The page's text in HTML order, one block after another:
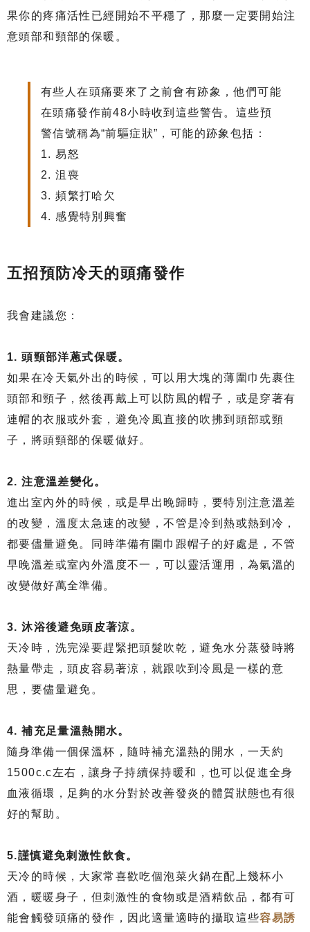
果你的疼痛活性已經開始不平穩了，那麼一定要開始注
意頭部和頸部的保暖。
有些人在頭痛要來了之前會有跡象，他們可能
在頭痛發作前48小時收到這些警告。這些預
警信號稱為“前驅症狀”，可能的跡象包括：
1. 易怒
2. 沮喪
3. 頻繁打哈欠
4. 感覺特別興奮
五招預防冷天的頭痛發作
我會建議您：
1. 頭頸部洋蔥式保暖。
如果在冷天氣外出的時候，可以用大塊的薄圍巾先裹住
頭部和頸子，然後再戴上可以防風的帽子，或是穿著有
連帽的衣服或外套，避免冷風直接的吹拂到頭部或頸
子，將頭頸部的保暖做好。
2. 注意溫差變化。
進出室內外的時候，或是早出晚歸時，要特別注意溫差
的改變，溫度太急速的改變，不管是冷到熱或熱到冷，
都要儘量避免。同時準備有圍巾跟帽子的好處是，不管
早晚溫差或室內外溫度不一，可以靈活運用，為氣溫的
改變做好萬全準備。
3. 沐浴後避免頭皮著涼。
天冷時，洗完澡要趕緊把頭髮吹乾，避免水分蒸發時將
熱量帶走，頭皮容易著涼，就跟吹到冷風是一樣的意
思，要儘量避免。
4. 補充足量溫熱開水。
隨身準備一個保溫杯，隨時補充溫熱的開水，一天約
1500c.c左右，讓身子持續保持暖和，也可以促進全身
血液循環，足夠的水分對於改善發炎的體質狀態也有很
好的幫助。
5.謹慎避免刺激性飲食。
天冷的時候，大家常喜歡吃個泡菜火鍋在配上幾杯小
酒，暖暖身子，但刺激性的食物或是酒精飲品，都有可
能會觸發頭痛的發作，因此適量適時的攝取這些容易誘